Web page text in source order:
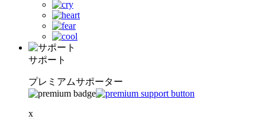
サポート
プレミアムサポーター
x